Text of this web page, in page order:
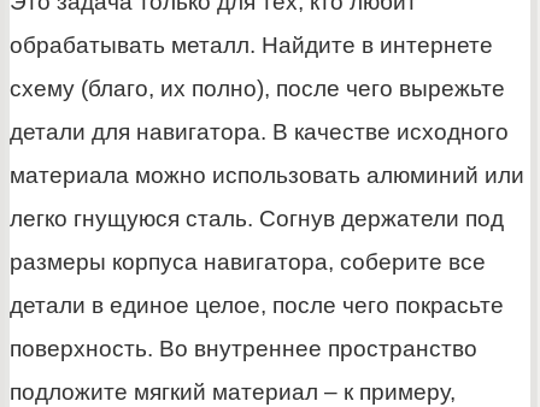
обрабатывать металл. Найдите в интернете
схему (благо, их полно), после чего вырежьте
детали для навигатора. В качестве исходного
материала можно использовать алюминий или
легко гнущуюся сталь. Согнув держатели под
размеры корпуса навигатора, соберите все
детали в единое целое, после чего покрасьте
поверхность. Во внутреннее пространство
подложите мягкий материал – к примеру,